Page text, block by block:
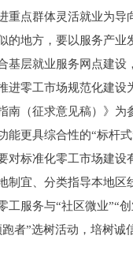
重点群体灵活就业为
的地方，要以服务产
基层就业服务网点建
进零工市场规范化建
南（征求意见稿）》
能更具综合性的“标杆
对标准化零工市场建
制宜、分类指导本地
工服务与“社区微业”“
者”选树活动，培树